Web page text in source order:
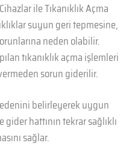
ile Tıkanıklık Açma
suyun geri tepmesine,
neden olabilir.
tıkanıklık açma işlemleri
sorun giderilir.
belirleyerek uygun
hattının tekrar sağlıklı
sağlar.